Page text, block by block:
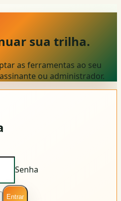
sua trilha.
as ferramentas ao seu
ou administrador.
Senha
Entrar